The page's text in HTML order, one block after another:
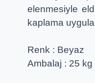
elenmesiyle
kaplama
Renk : Beyaz
Ambalaj : 25